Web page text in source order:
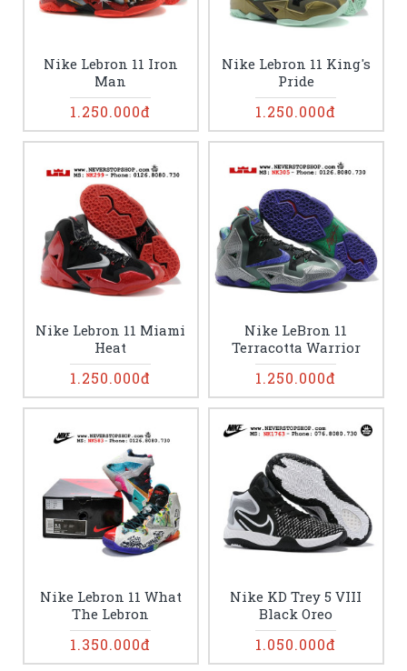
Nike Lebron 11 Iron
Man
1.250.000đ
Nike Lebron 11 King's
Pride
1.250.000đ
Nike Lebron 11 Miami
Heat
1.250.000đ
Nike LeBron 11
Terracotta Warrior
1.250.000đ
Nike Lebron 11 What
The Lebron
1.350.000đ
Nike KD Trey 5 VIII
Black Oreo
1.050.000đ